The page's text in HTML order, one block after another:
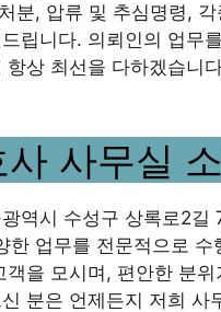
분, 압류 및 추심명령,
립니다. 의뢰인의 업무
상 최선을 다하겠습니
사무실
역시 수성구 상록로2
한 업무를 전문적으로
을 모시며, 편안한 분
분은 언제든지 저희